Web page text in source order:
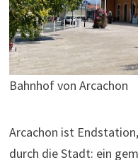
Bahnhof von Arcachon
Arcachon ist
durch die Stadt: ein